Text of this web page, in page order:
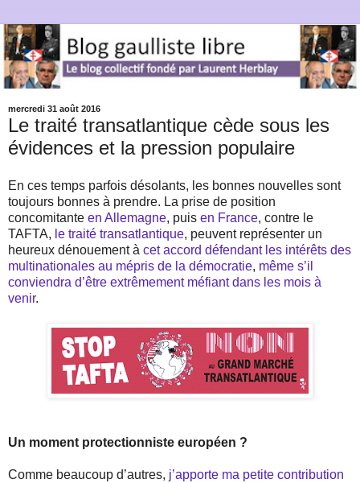
mercredi 31 août 2016
Le traité transatlantique cède sous les
évidences et la pression populaire
En ces temps parfois désolants, les bonnes nouvelles sont
toujours bonnes à prendre. La prise de position
concomitante en Allemagne, puis en France, contre le
TAFTA, le traité transatlantique, peuvent représenter un
heureux dénouement à cet accord défendant les intérêts des
multinationales au mépris de la démocratie, même s’il
conviendra d’être extrêmement méfiant dans les mois à
venir.
Un moment protectionniste européen ?
Comme beaucoup d’autres, j’apporte ma petite contribution